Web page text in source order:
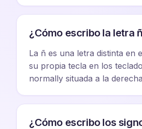
¿Cómo escribo la letra
La ñ es una letra distinta en
su propia tecla en los
normally situada a la
¿Cómo escribo los